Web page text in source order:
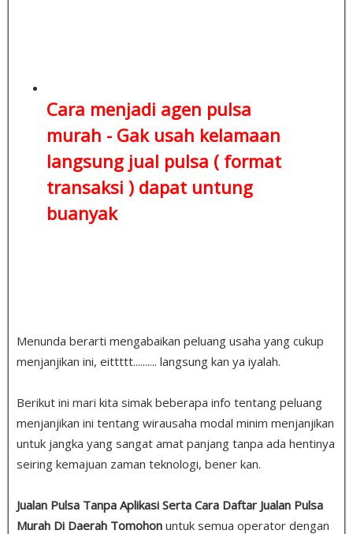
Cara menjadi agen pulsa
murah - Gak usah kelamaan
langsung jual pulsa ( format
transaksi )dapat untung
buanyak
Menunda berarti mengabaikan peluang usaha yang cukup
menjanjikan ini, eittttt.......... langsung kan ya iyalah.
Berikut ini mari kita simak beberapa info tentang peluang
menjanjikan ini tentang wirausaha modal minim menjanjikan
untuk jangka yang sangat amat panjang tanpa ada hentinya
seiring kemajuan zaman teknologi, bener kan.
Jualan Pulsa Tanpa Aplikasi Serta Cara Daftar Jualan Pulsa
Murah Di Daerah Tomohon untuk semua operator dengan